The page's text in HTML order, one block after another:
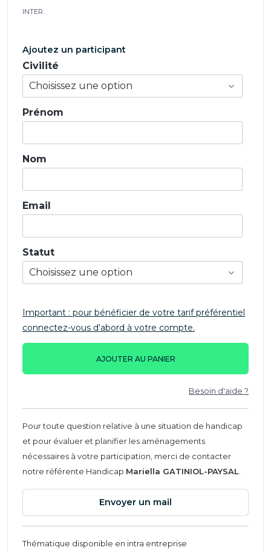
INTER.
Ajoutez un participant
Civilité
Prénom
Nom
Email
Statut
Important : pour bénéficier de votre tarif préférentiel
connectez-vous d'abord à votre compte.
AJOUTER AU PANIER
Besoin d'aide ?
Pour toute question relative à une situation de handicap
et pour évaluer et planifier les aménagements
nécessaires à votre participation, merci de contacter
notre référente Handicap Mariella GATINIOL-PAYSAL
Envoyer un mail
Thématique disponible en intra entreprise